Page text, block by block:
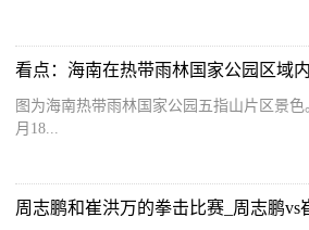
图为海南热带雨林国家公园五指山片区景
月18...
周志鹏和崔洪万的拳击比赛_周志鹏vs